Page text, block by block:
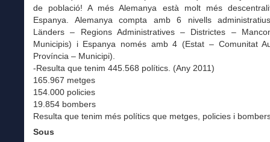
de població! A més Alemanya està molt més
Espanya. Alemanya compta amb 6 nivells
Länders – Regions Administratives – Districtes –
Municipis) i Espanya només amb 4 (Estat – Comunitat
Província – Municipi).
-Resulta que tenim 445.568 polítics. (Any 2011)
165.967 metges
154.000 policies
19.854 bombers
Resulta que tenim més polítics que metges, policies i
Sous